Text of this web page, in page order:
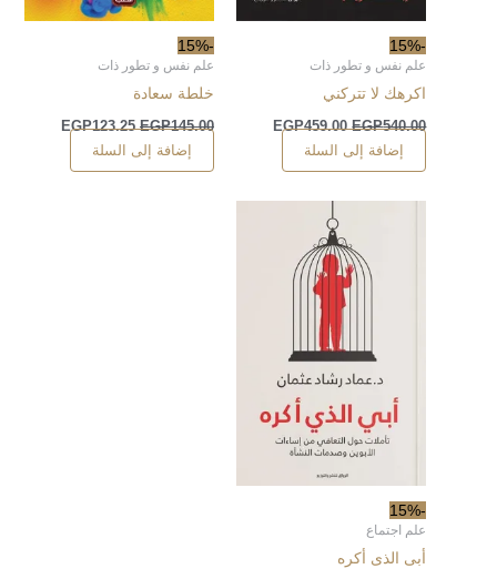
-15%
علم نفس و تطور ذات
اكرهك لا تتركني
EGP540.00
EGP459.00
إضافة إلى السلة
-15%
علم نفس و تطور ذات
خلطة سعادة
EGP145.00
EGP123.25
إضافة إلى السلة
-15%
علم اجتماع
أبى الذى أكره